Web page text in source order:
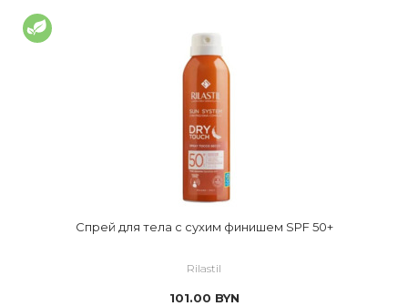
Спрей для тела с сухим финишем SPF 50+
Rilastil
101.00 BYN